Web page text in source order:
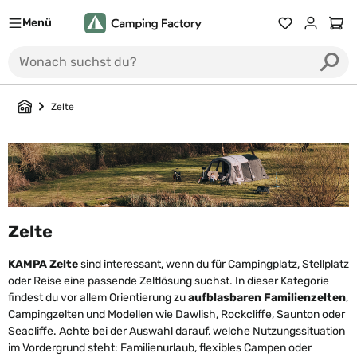
Menü Du hast 0
Zelte
Zelte
KAMPA Zeltesind interessant, wenn du für Campingplatz, Stellplatz
oder Reise eine passende Zeltlösung suchst. In dieser Kategorie
findest du vor allem Orientierung zuaufblasbaren Familienzelten,
Campingzelten und Modellen wie Dawlish, Rockcliffe, Saunton oder
Seacliffe. Achte bei der Auswahl darauf, welche Nutzungssituation
im Vordergrund steht: Familienurlaub, flexibles Campen oder